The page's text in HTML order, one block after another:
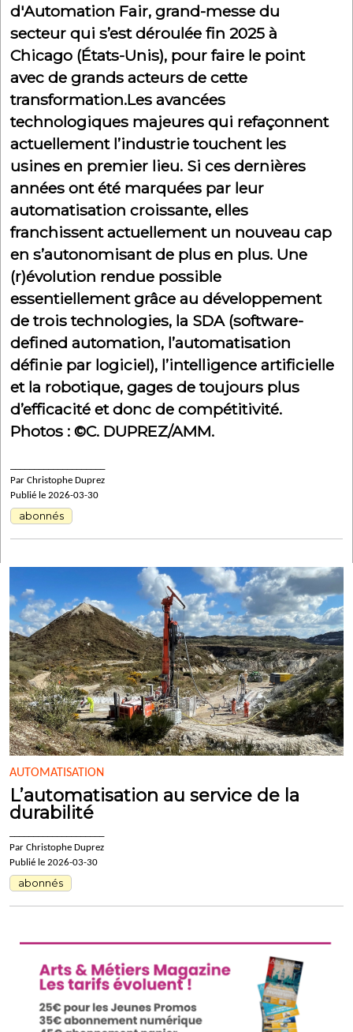
AUTOMATISATION
L’automatisation au service de la
durabilité
Par Christophe Duprez
Publié le 2026-03-30
abonnés
d'Automation Fair, grand-messe du
secteur qui s’est déroulée fin 2025 à
Chicago (États-Unis), pour faire le point
avec de grands acteurs de cette
transformation.Les avancées
technologiques majeures qui refaçonnent
actuellement l’industrie touchent les
usines en premier lieu. Si ces dernières
années ont été marquées par leur
automatisation croissante, elles
franchissent actuellement un nouveau cap
en s’autonomisant de plus en plus. Une
(r)évolution rendue possible
essentiellement grâce au développement
de trois technologies, la SDA (software-
defined automation, l’automatisation
définie par logiciel), l’intelligence artificielle
et la robotique, gages de toujours plus
d’efficacité et donc de compétitivité.
Photos : ©C. DUPREZ/AMM.
Par Christophe Duprez
Publié le 2026-03-30
abonnés